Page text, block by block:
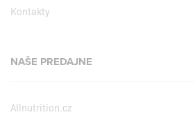
Kontakty
NAŠE PREDAJNE
Allnutrition.cz